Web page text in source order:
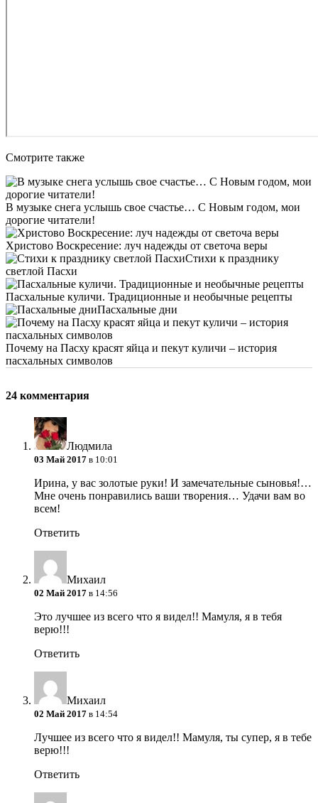
Смотрите также
В музыке снега услышь свое счастье… С Новым годом, мои
дорогие читатели!
Христово Воскресение: луч надежды от светоча веры
Стихи к празднику
светлой Пасхи
Пасхальные куличи. Традиционные и необычные рецепты
Пасхальные дни
Почему на Пасху красят яйца и пекут куличи – история
пасхальных символов
24 комментария
Людмила
03 Май 2017 в 10:01
Ирина, у вас золотые руки! И замечательные сыновья!…
Мне очень понравились ваши творения… Удачи вам во
всем!
Ответить
Михаил
02 Май 2017 в 14:56
Это лучшее из всего что я видел!! Мамуля, я в тебя
верю!!!
Ответить
Михаил
02 Май 2017 в 14:54
Лучшее из всего что я видел!! Мамуля, ты супер, я в тебе
верю!!!
Ответить